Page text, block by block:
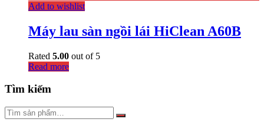
Add to wishlist
Máy lau sàn ngồi lái HiClean A60B
Rated 5.00 out of 5
Read more
Tìm kiếm